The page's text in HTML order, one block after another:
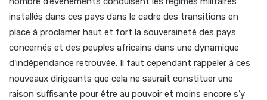
installés dans ces pays dans le cadre des transitions en
place à proclamer haut et fort la souveraineté des pays
concernés et des peuples africains dans une dynamique
d’indépendance retrouvée. Il faut cependant rappeler à ces
nouveaux dirigeants que cela ne saurait constituer une
raison suffisante pour être au pouvoir et moins encore s’y